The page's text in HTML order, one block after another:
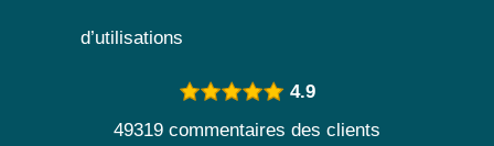
d’utilisations
4.9
49319 commentaires des clients